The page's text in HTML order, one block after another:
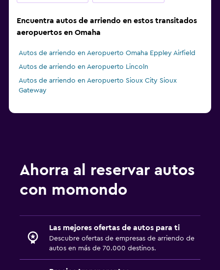
Encuentra autos de arriendo en estos transitados
aeropuertos en Omaha
Autos de arriendo en Aeropuerto Omaha Eppley Airfield
Autos de arriendo en Aeropuerto Lincoln
Autos de arriendo en Aeropuerto Sioux City Sioux
Gateway
Ahorra al reservar autos
con momondo
Las mejores ofertas de autos para ti
Descubre ofertas de empresas de arriendo de
autos en más de 70.000 destinos.